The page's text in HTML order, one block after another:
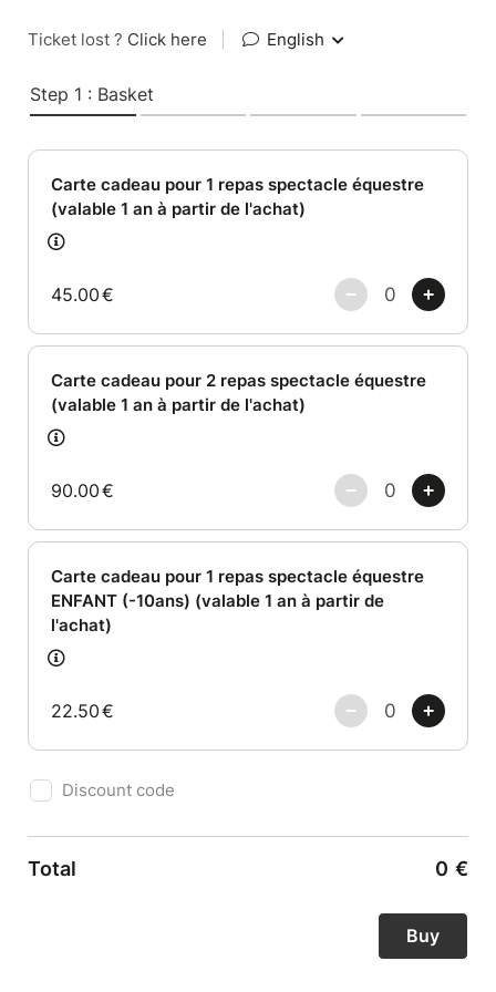
Ticket lost ? Click here English
Step 1 : Basket
Carte cadeau pour 1 repas spectacle équestre
(valable 1 an à partir de l'achat)
45.00€
Carte cadeau pour 2 repas spectacle équestre
(valable 1 an à partir de l'achat)
90.00€
Carte cadeau pour 1 repas spectacle équestre
ENFANT (-10ans) (valable 1 an à partir de
l'achat)
22.50€
Discount code
Total 0 €